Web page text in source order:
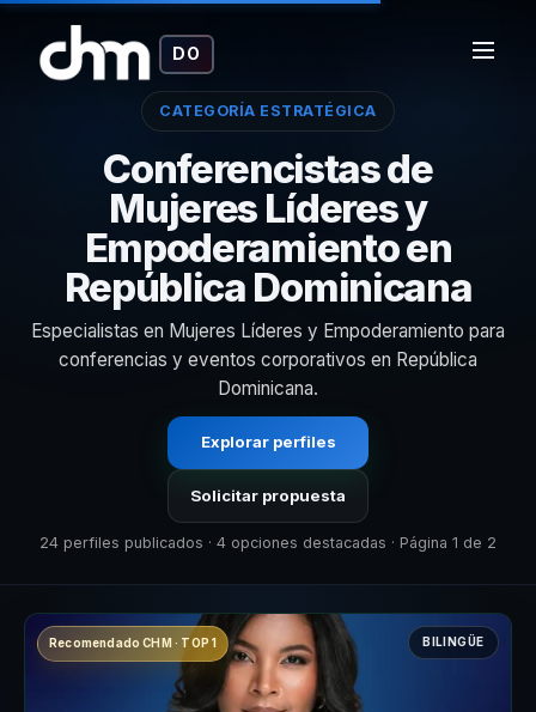
DO
CATEGORÍA ESTRATÉGICA
Conferencistas de
Mujeres Líderes y
Empoderamiento en
República Dominicana
Especialistas en Mujeres Líderes y Empoderamiento para
conferencias y eventos corporativos en República
Dominicana.
Explorar perfiles
Solicitar propuesta
24 perfiles publicados · 4 opciones destacadas · Página 1 de 2
Recomendado CHM · TOP 1 BILINGÜE